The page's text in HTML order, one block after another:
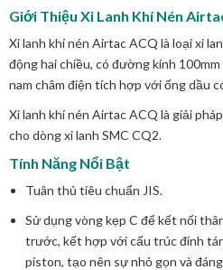
Giới Thiệu Xi Lanh Khí Nén
Xi lanh khí nén Airtac ACQ là loại xi
động hai chiều, có đường kính
nam châm điện tích hợp với ống dầu
Xi lanh khí nén Airtac ACQ là giải
cho dòng xi lanh SMC CQ2.
Tính Năng Nổi Bật
Tuân thủ tiêu chuẩn JIS.
Sử dụng vòng kẹp C để kết nối
trước, kết hợp với cấu trúc đinh
piston, tạo nên sự nhỏ gọn và